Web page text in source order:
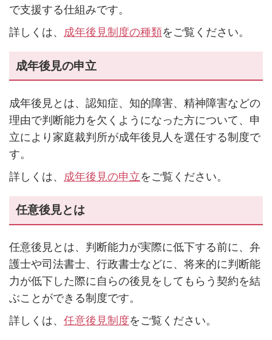
で支援する仕組みです。
詳しくは、 成年後見制度の種類をご覧ください。
成年後見の申立
成年後見とは、認知症、知的障害、精神障害などの
理由で判断能力を欠くようになった方について、申
立により家庭裁判所が成年後見人を選任する制度で
す。
詳しくは、
成年後見の申立 をご覧ください。
任意後見とは
任意後見とは、判断能力が実際に低下する前に、弁
護士や司法書士、行政書士などに、将来的に判断能
力が低下した際に自らの後見をしてもらう契約を結
ぶことができる制度です。
詳しくは、 任意後見制度をご覧ください。